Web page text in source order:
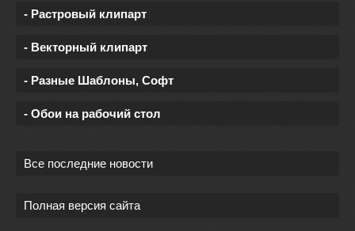
- Растровый клипарт
- Векторный клипарт
- Разные Шаблоны, Софт
- Обои на рабочий стол
Все последние новости
Полная версия сайта